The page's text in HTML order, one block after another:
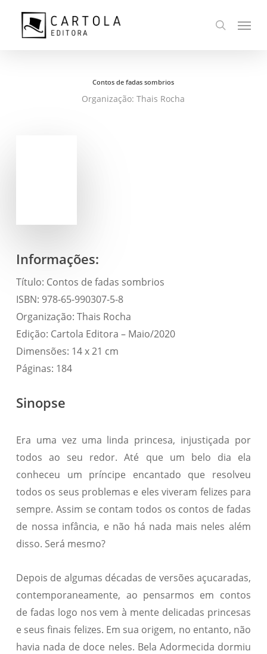
busca
Menu
Contos de fadas sombrios
Organização: Thais Rocha
Informações:
Título: Contos de fadas sombrios
ISBN: 978-65-990307-5-8
Organização: Thais Rocha
Edição: Cartola Editora – Maio/2020
Dimensões: 14 x 21 cm
Páginas: 184
Sinopse
Era uma vez uma linda princesa, injustiçada por
todos ao seu redor. Até que um belo dia ela
conheceu um príncipe encantado que resolveu
todos os seus problemas e eles viveram felizes para
sempre. Assim se contam todos os contos de fadas
de nossa infância, e não há nada mais neles além
disso. Será mesmo?
Depois de algumas décadas de versões açucaradas,
contemporaneamente, ao pensarmos em contos
de fadas logo nos vem à mente delicadas princesas
e seus finais felizes. Em sua origem, no entanto, não
havia nada de doce neles. Bela Adormecida dormiu